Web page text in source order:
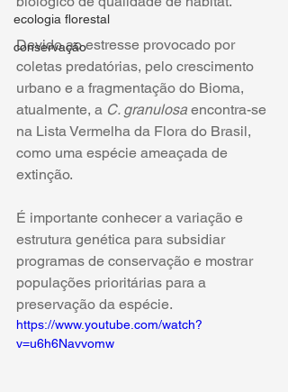
ecologia florestal
conservação
Devido ao estresse provocado por
coletas predatórias, pelo crescimento
urbano e a fragmentação do Bioma,
atualmente, a C. granulosa encontra-se
na Lista Vermelha da Flora do Brasil,
como uma espécie ameaçada de
extinção.
É importante conhecer a variação e
estrutura genética para subsidiar
programas de conservação e mostrar
populações prioritárias para a
preservação da espécie.
https://www.youtube.com/watch?
v=u6h6Navvomw